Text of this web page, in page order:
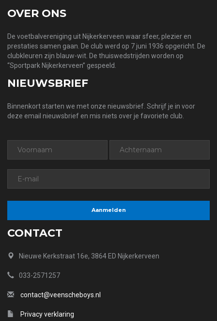
OVER ONS
De voetbalvereniging uit Nijkerkerveen waar sfeer, plezier en
prestaties samen gaan. De club werd op 7 juni 1936 opgericht. De
clubkleuren zijn blauw-wit. De thuiswedstrijden worden op
“Sportpark Nijkerkerveen” gespeeld.
NIEUWSBRIEF
Binnenkort starten we met onze nieuwsbrief. Schrijf je in voor
deze email nieuwsbrief en mis niets over je favoriete club.
CONTACT
Nieuwe Kerkstraat 16e, 3864 ED Nijkerkerveen
033-2571257
contact@veenscheboys.nl
Privacy verklaring